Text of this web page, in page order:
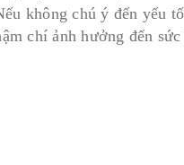
không chú ý đến yếu
chí ảnh hưởng đến